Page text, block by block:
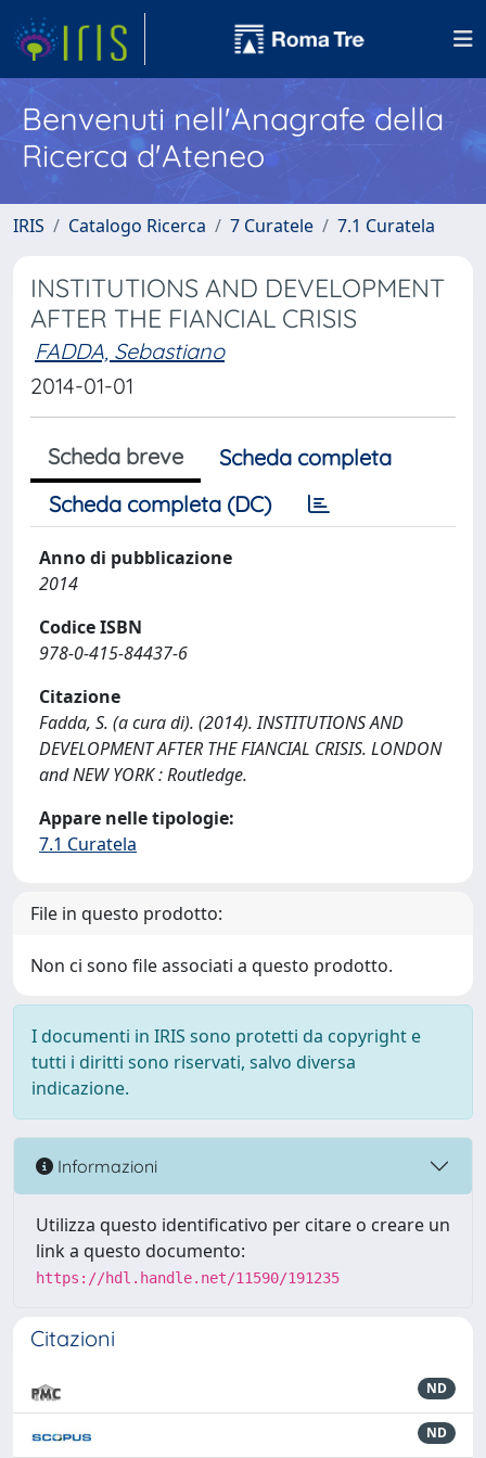
Benvenuti nell'Anagrafe della
Ricerca d'Ateneo
IRIS Catalogo Ricerca 7 Curatele 7.1 Curatela
INSTITUTIONS AND DEVELOPMENT
AFTER THE FIANCIAL CRISIS
FADDA, Sebastiano
2014-01-01
Scheda breve
Scheda completa
Scheda completa (DC)
Anno di pubblicazione
2014
Codice ISBN
978-0-415-84437-6
Citazione
Fadda, S. (a cura di). (2014). INSTITUTIONS AND
DEVELOPMENT AFTER THE FIANCIAL CRISIS. LONDON
and NEW YORK : Routledge.
Appare nelle tipologie:
7.1 Curatela
File in questo prodotto:
Non ci sono file associati a questo prodotto.
I documenti in IRIS sono protetti da copyright e
tutti i diritti sono riservati, salvo diversa
indicazione.
Informazioni
Utilizza questo identificativo per citare o creare un
link a questo documento:
https://hdl.handle.net/11590/191235
Citazioni
ND
ND